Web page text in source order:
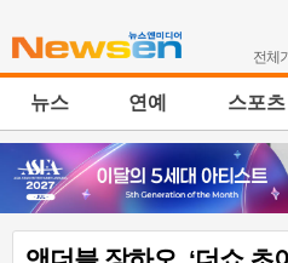
전체
뉴스 연예 스포츠